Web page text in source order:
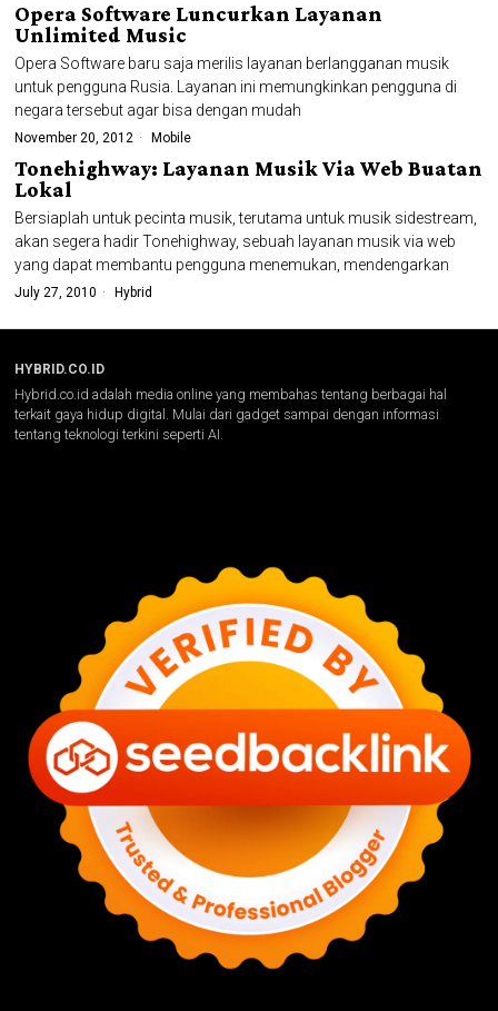
Opera Software Luncurkan Layanan
Unlimited Music
Opera Software baru saja merilis layanan berlangganan musik
untuk pengguna Rusia. Layanan ini memungkinkan pengguna di
negara tersebut agar bisa dengan mudah
November 20, 2012 Mobile
Tonehighway: Layanan Musik Via Web Buatan
Lokal
Bersiaplah untuk pecinta musik, terutama untuk musik sidestream,
akan segera hadir Tonehighway, sebuah layanan musik via web
yang dapat membantu pengguna menemukan, mendengarkan
July 27, 2010 Hybrid
HYBRID.CO.ID
Hybrid.co.id adalah media online yang membahas tentang berbagai hal
terkait gaya hidup digital. Mulai dari gadget sampai dengan informasi
tentang teknologi terkini seperti AI.